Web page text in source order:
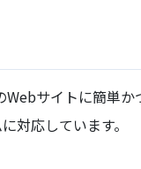
サイトに簡単か
対応しています。